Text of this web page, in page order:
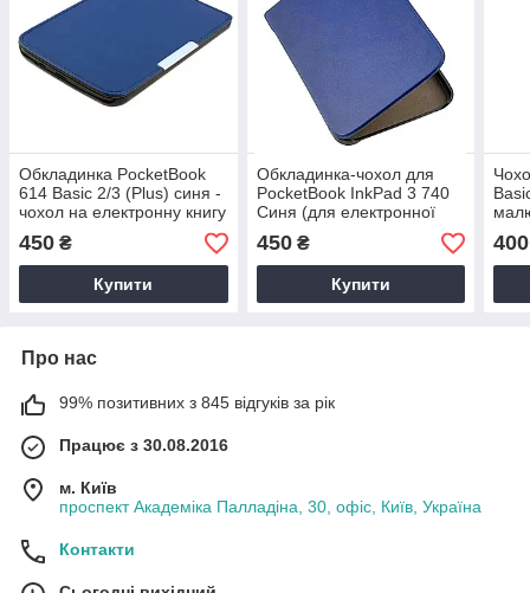
Обкладинка PocketBook
614 Basic 2/3 (Plus) синя -
чохол на електронну книгу
450 ₴
Купити
Обкладинка-чохол для
PocketBook InkPad 3 740
Синя (для електронної
450₴
Купити
400
Про нас
99% позитивних з 845 відгуків за рік
Працює з 30.08.2016
м. Київ
проспект Академіка Палладіна, 30, офіс, Київ, Україна
Контакти